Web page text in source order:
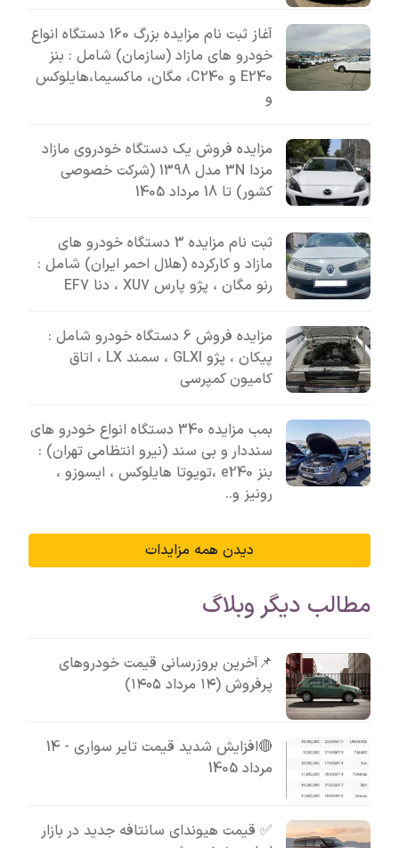
آغاز ثبت نام مزایده بزرگ 160 دستگاه انواع
خودرو های مازاد (سازمان) شامل : بنز
E240 و C240، مگان، ماکسیما،هایلوکس
و
مزایده فروش یک دستگاه خودروی مازاد
مزدا 3N مدل 1398 (شرکت خصوصی
کشور) تا 18 مرداد 1405
ثبت نام مزایده 3 دستگاه خودرو های
مازاد و کارکرده (هلال احمر ایران) شامل :
رنو مگان ، پژو پارس XU7 ، دنا EF7
مزایده فروش 6 دستگاه خودرو شامل :
پیکان ، پژو GLXI ، سمند LX ، اتاق
کامیون کمپرسی
بمب مزایده 340 دستگاه انواع خودرو های
سنددار و بی سند (نیرو انتظامی تهران) :
بنز e240 ،تویوتا هایلوکس ، ایسوزو ،
رونیز و..
دیدن همه مزایدات
مطالب دیگر وبلاگ
📌آخرین بروزرسانی قیمت خودروهای
پرفروش (۱۴ مرداد ۱۴۰۵)
🔴افزایش شدید قیمت تایر سواری - 14
مرداد 1405
✅ قیمت هیوندای سانتافه جدید در بازار